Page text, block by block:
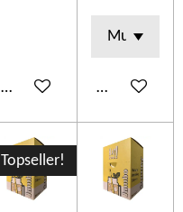
Add to cart Add to cart
Topseller!